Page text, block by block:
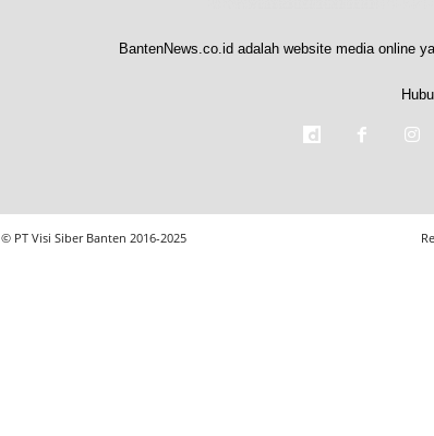
BantenNews.co.id adalah website media online
© PT Visi Siber Banten 2016-2025